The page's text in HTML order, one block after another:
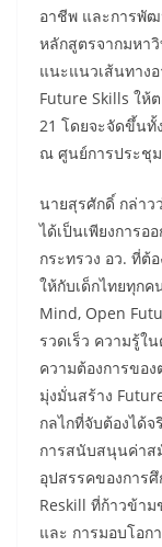
อาชีพ และการพัฒ
หลักสูตรจากมหา
แนะแนวเส้นทาง
Future Skills ให้
21 โดยจะจัดขึ้น
ณ ศูนย์การประชุ
นายสุรศักดิ์ กล่าว
ได้เป็นเพียงการอ
กระทรวง อว. ที่ต้
ให้กับเด็กไทยทุกค
Mind, Open
รวดเร็ว ความรู้ใ
ความต้องการขอ
มุ่งมั่นสร้าง
กลไกที่จับต้องได้
การสนับสนุนค่าส
อุปสรรคของการ
Reskill ที่ก้าวข้า
และ การมอบโอก